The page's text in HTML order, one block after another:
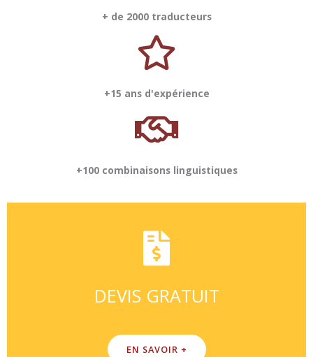
+ de 2000 traducteurs
+15 ans d'expérience
+100 combinaisons linguistiques
DEVIS GRATUIT
EN SAVOIR +